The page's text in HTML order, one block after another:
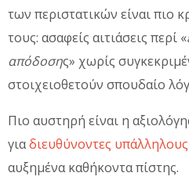
των περιστατικών είναι πιο
τους: ασαφείς αιτιάσεις περί «
απόδοσης» χωρίς
στοιχειοθετούν σπουδαίο
Πιο αυστηρή είναι η
γιαδιευθύνοντες υπάλληλους
αυξημένα καθήκοντα πίστης.